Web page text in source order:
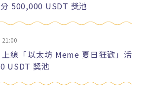
500,000 USDT 獎池
21:00
線「以太坊 Meme 夏日狂歡」活
USDT 獎池